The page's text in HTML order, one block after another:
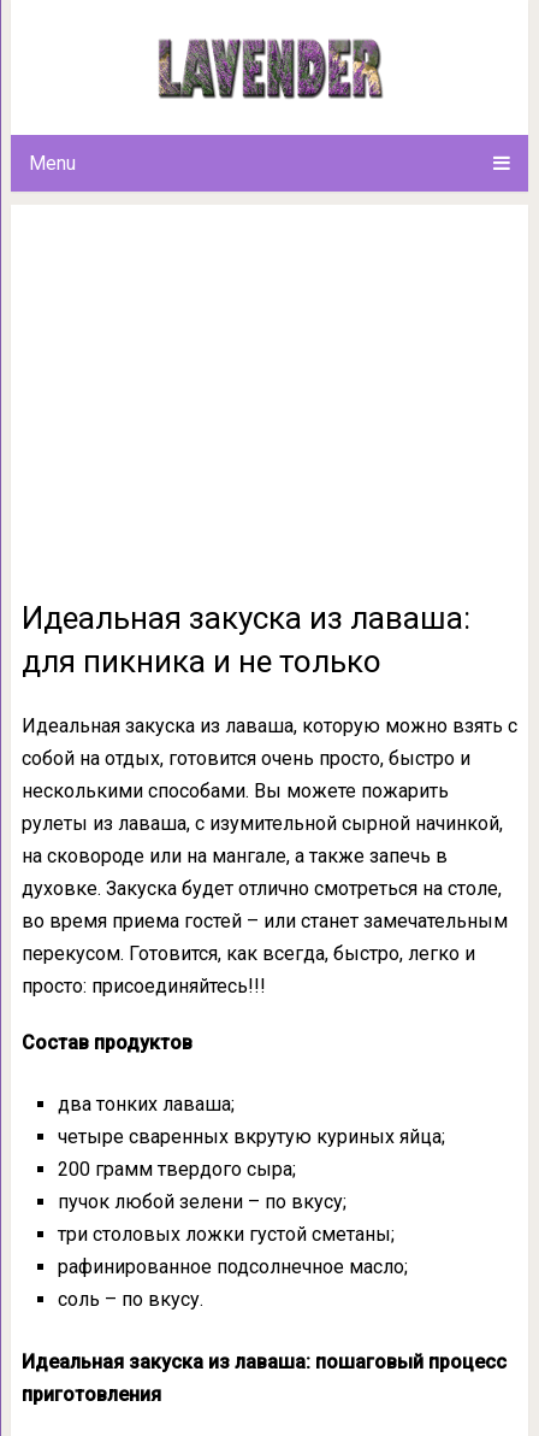
Menu
Идеальная закуска из
Идеальная закуска из лаваша:
для пикника и не только
Идеальная закуска из лаваша, которую можно взять с
собой на отдых, готовится очень просто, быстро и
несколькими способами. Вы можете пожарить
рулеты из лаваша, с изумительной сырной начинкой,
на сковороде или на мангале, а также запечь в
духовке. Закуска будет отлично смотреться на столе,
во время приема гостей – или станет замечательным
перекусом. Готовится, как всегда, быстро, легко и
просто: присоединяйтесь!!!
Состав продуктов
два тонких лаваша;
четыре сваренных вкрутую куриных яйца;
200 грамм твердого сыра;
пучок любой зелени – по вкусу;
три столовых ложки густой сметаны;
рафинированное подсолнечное масло;
соль – по вкусу.
Идеальная закуска из лаваша: пошаговый процесс
приготовления